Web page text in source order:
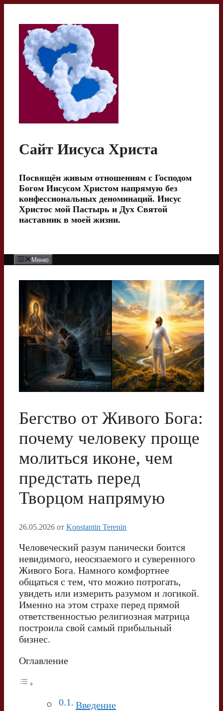
содержимому
Сайт Иисуса Христа
Посвящён живым отношениям с Господом
Богом Иисусом Христом напрямую без
конфессиональных деноминаций. Иисус
Христос мой Пастырь и Дух Святой
наставник в моей жизни.
Меню
Бегство от Живого Бога:
почему человеку проще
молиться иконе, чем
предстать перед
Творцом напрямую
26.05.2026 от Konstantin Terenin
Человеческий разум панически боится
невидимого, неосязаемого и суверенного
Живого Бога. Намного комфортнее
общаться с тем, что можно потрогать,
увидеть или измерить разумом и логикой.
Именно на этом страхе перед прямой
ответственностью религиозная матрица
построила свой самый прибыльный
бизнес.
Оглавление
Введение